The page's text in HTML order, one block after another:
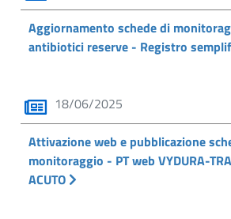
Aggiornamento schede di
antibiotici reserve - Registro
18/06/2025
Attivazione web e pubblicazione
monitoraggio - PT web VYDURA-
ACUTO